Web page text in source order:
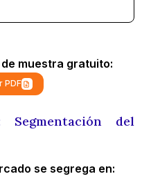
muestra gratuito:
PDF
del
se segrega en: